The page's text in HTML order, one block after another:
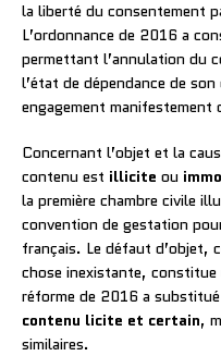
la liberté du consentement
L’ordonnance de 2016 a
permettant l’annulation du
l’état de dépendance de
engagement manifestement
Concernant l’objet et la
contenu est illicite ou
la première chambre civile
convention de gestation
français. Le défaut d’objet,
chose inexistante, constitue
réforme de 2016 a
contenu licite et certain,
similaires.